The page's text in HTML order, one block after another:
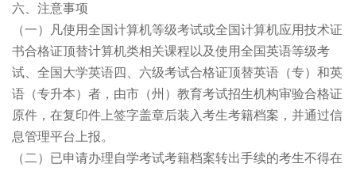
六、注意事项
（一）
凡使用全国计算机等级考试或全国计算机应用技术证
书合格证顶替计算机类相关课程以及使用全国英语等级考
试、全国大学英语四、六级考试合格证顶替英语（专）和英
语（专升本）者，由市（州）教育考试招生机构审验合格证
原件，在复印件上签字盖章后装入考生考籍档案，并通过信
息管理平台上报。
（二） 已申请办理自学考试考籍档案转出手续的考生不得在